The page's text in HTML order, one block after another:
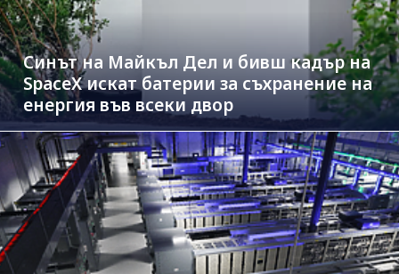
Синът на Майкъл Дeл и бивш кадър на
SpaceX искат батерии за съхранение на
енергия във всеки двор